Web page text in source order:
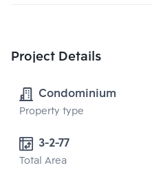
Project Details
Condominium
Property type
Total Area